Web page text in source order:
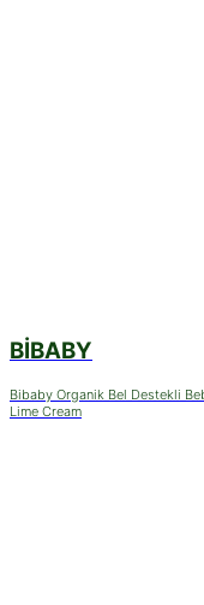
BIBABY
Bibaby Organik Bel Destekli
Lime Cream